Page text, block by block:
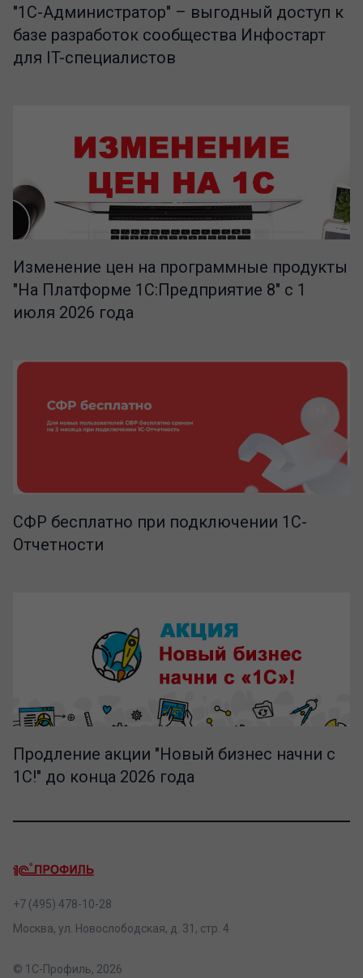
"1C-Администратор" – выгодный доступ к
базе разработок сообщества Инфостарт
для IT-специалистов
Изменение цен на программные продукты
"На Платформе 1С:Предприятие 8" с 1
июля 2026 года
СФР бесплатно при подключении 1С-
Отчетности
Продление акции "Новый бизнес начни с
1С!" до конца 2026 года
+7 (495) 478-10-28
Москва, ул. Новослободская, д. 31, стр. 4
© 1С-Профиль, 2026